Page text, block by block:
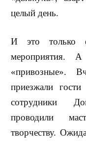
целый день.
И это только
мероприятия.
«привозные».
приезжали
сотрудники
проводили
творчеству.